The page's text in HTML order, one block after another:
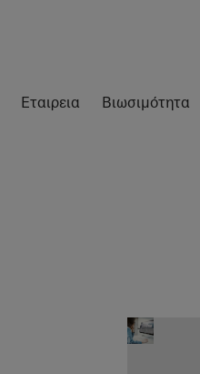
Εταιρεια Βιωσιμότητα
öffnen